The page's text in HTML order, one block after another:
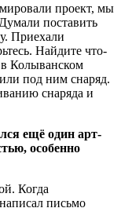
проект, мы
поставить
Приехали
Найдите что-
в Колыванском
под ним снаряд.
снаряда и
ещё один арт-
особенно
Когда
письмо